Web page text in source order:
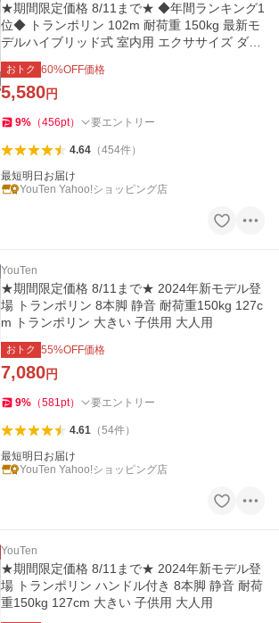
★期間限定価格 8/11まで★ ◆年間ランキング1
位◆ トランポリン 102m 耐荷重 150kg 最新モ
デルハイブリッド式 室内用 エクササイズ ダイ
エット
おトク 60%OFF価格
5,580円
9% （456pt） 要エントリー
4.64（454件）
最短明日お届け
YouTen Yahoo!ショッピング店
YouTen
★期間限定価格 8/11まで★ 2024年新モデル登
場 トランポリン 8本脚 静音 耐荷重150kg 127c
m トランポリン 大きい 子供用 大人用
おトク 55%OFF価格
7,080円
9% （581pt） 要エントリー
4.61（54件）
最短明日お届け
YouTen Yahoo!ショッピング店
YouTen
★期間限定価格 8/11まで★ 2024年新モデル登
場 トランポリン ハンドル付き 8本脚 静音 耐荷
重150kg 127cm 大きい 子供用 大人用